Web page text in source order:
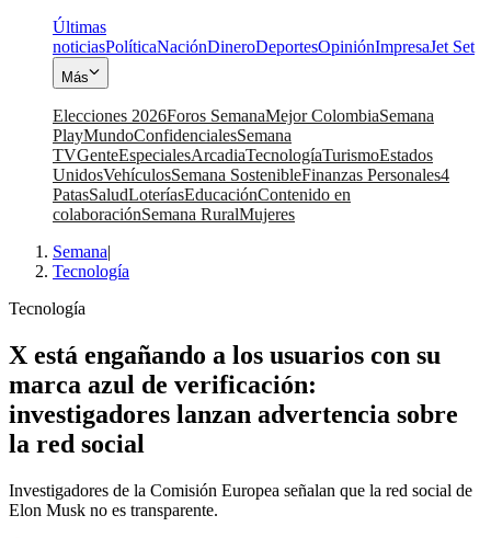
Últimas
noticiasPolíticaNaciónDineroDeportesOpiniónImpresaJet Set
Más
Elecciones 2026Foros SemanaMejor ColombiaSemana
PlayMundoConfidencialesSemana
TVGenteEspecialesArcadiaTecnologíaTurismoEstados
UnidosVehículosSemana SostenibleFinanzas Personales4
PatasSaludLoteríasEducaciónContenido en
colaboraciónSemana RuralMujeres
Semana|
Tecnología
Tecnología
X está engañando a los usuarios con su
marca azul de verificación:
investigadores lanzan advertencia sobre
la red social
Investigadores de la Comisión Europea señalan que la red social de
Elon Musk no es transparente.